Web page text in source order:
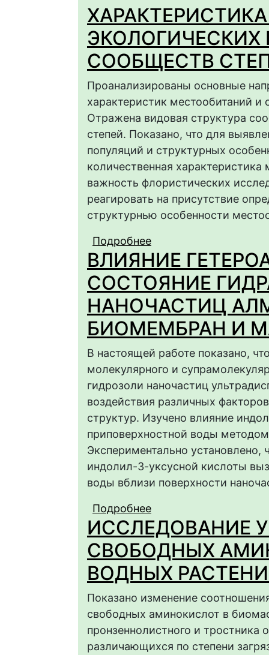
СООБЩЕСТВ
Проанализированы основные
характеристик местообитаний
Отражена видовая структура
степей. Показано, что для
популяций и структурных
количественная
важность флористических
реагировать на присутствие
структурнью особенности
Подробнее
ИССЛЕДОВАНИЯХ
ВЛИЯНИЕ
СОСТОЯНИЕ
НАНОЧАСТИЦ
БИОМЕМБРАН И
В настоящей работе показано,
молекулярного и
гидрозоли наночастиц
воздействия различных
структур. Изучено влияние
приповерхностной воды
Экспериментально установлено,
индолил-3-уксусной кислоты
воды вблизи поверхности
Подробнее
ОБОЛОЧКИ
И МАКРОМОЛЕКУЛ
ИССЛЕДОВАНИЕ
СВОБОДНЫХ
ВОДНЫХ
Показано изменение
свободных аминокислот в
пронзеннолистного и тростника
различающихся по степени